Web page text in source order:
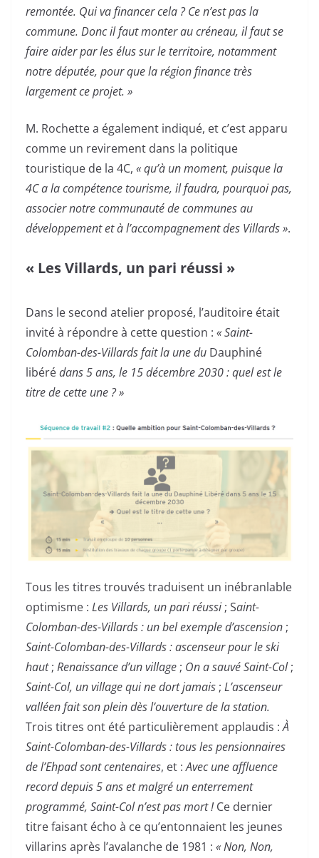
remontée. Qui va financer cela ? Ce n’est pas la
commune. Donc il faut monter au créneau, il faut se
faire aider par les élus sur le territoire, notamment
notre députée, pour que la région finance très
largement ce projet. »
M. Rochette a également indiqué, et c’est apparu
comme un revirement dans la politique
touristique de la 4C, « qu’à un moment, puisque la
4C a la compétence tourisme, il faudra, pourquoi pas,
associer notre communauté de communes au
développement et à l’accompagnement des Villards ».
« Les Villards, un pari réussi »
Dans le second atelier proposé, l’auditoire était
invité à répondre à cette question : « Saint-
Colomban-des-Villards fait la une du Dauphiné
libérédans 5 ans, le 15 décembre 2030 : quel est le
titre de cette une ? »
Tous les titres trouvés traduisent un inébranlable
optimisme : Les Villards, un pari réussi ; Saint-
Colomban-des-Villards : un bel exemple d’ascension ;
Saint-Colomban-des-Villards : ascenseur pour le ski
haut; Renaissance d’un village ; On a sauvé Saint-Col;
Saint-Col, un village qui ne dort jamais ; L’ascenseur
valléen fait son plein dès l’ouverture de la station.
Trois titres ont été particulièrement applaudis :À
Saint-Colomban-des-Villards : tous les pensionnaires
de l’Ehpad sont centenaires, et :Avec une affluence
record depuis 5 ans et malgré un enterrement
programmé, Saint-Col n’est pas mort !Ce dernier
titre faisant écho à ce qu’entonnaient les jeunes
villarins après l’avalanche de 1981 : « Non, Non,